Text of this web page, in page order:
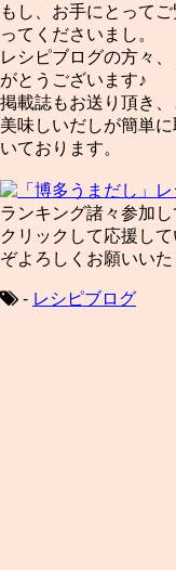
もし、お手にとって
ってくださいまし。
レシピブログの方々
がとうございます♪
掲載誌もお送り頂き、
美味しいだしが簡単
いております。
ランキング諸々参加し
クリックして応援し
ぞよろしくお願いいた
- レシピブログ